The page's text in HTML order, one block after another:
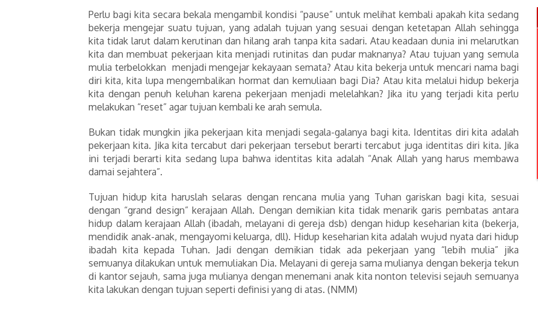
Perlu bagi kita secara bekala mengambil kondisi “pause” untuk melihat kembali apakah kita sedang
bekerja mengejar suatu tujuan, yang adalah tujuan yang sesuai dengan ketetapan Allah sehingga
kita tidak larut dalam kerutinan dan hilang arah tanpa kita sadari. Atau keadaan dunia ini melarutkan
kita dan membuat pekerjaan kita menjadi rutinitas dan pudar maknanya? Atau tujuan yang semula
mulia terbelokkan menjadi mengejar kekayaan semata? Atau kita bekerja untuk mencari nama bagi
diri kita, kita lupa mengembalikan hormat dan kemuliaan bagi Dia? Atau kita melalui hidup bekerja
kita dengan penuh keluhan karena pekerjaan menjadi melelahkan? Jika itu yang terjadi kita perlu
melakukan “reset” agar tujuan kembali ke arah semula.
Bukan tidak mungkin jika pekerjaan kita menjadi segala-galanya bagi kita. Identitas diri kita adalah
pekerjaan kita. Jika kita tercabut dari pekerjaan tersebut berarti tercabut juga identitas diri kita. Jika
ini terjadi berarti kita sedang lupa bahwa identitas kita adalah “Anak Allah yang harus membawa
damai sejahtera”.
Tujuan hidup kita haruslah selaras dengan rencana mulia yang Tuhan gariskan bagi kita, sesuai
dengan “grand design” kerajaan Allah. Dengan demikian kita tidak menarik garis pembatas antara
hidup dalam kerajaan Allah (ibadah, melayani di gereja dsb) dengan hidup keseharian kita (bekerja,
mendidik anak-anak, mengayomi keluarga, dll). Hidup keseharian kita adalah wujud nyata dari hidup
ibadah kita kepada Tuhan. Jadi dengan demikian tidak ada pekerjaan yang “lebih mulia” jika
semuanya dilakukan untuk memuliakan Dia. Melayani di gereja sama mulianya dengan bekerja tekun
di kantor sejauh, sama juga mulianya dengan menemani anak kita nonton televisi sejauh semuanya
kita lakukan dengan tujuan seperti definisi yang di atas. (NMM)